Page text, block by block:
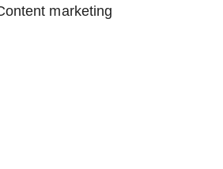
marketing